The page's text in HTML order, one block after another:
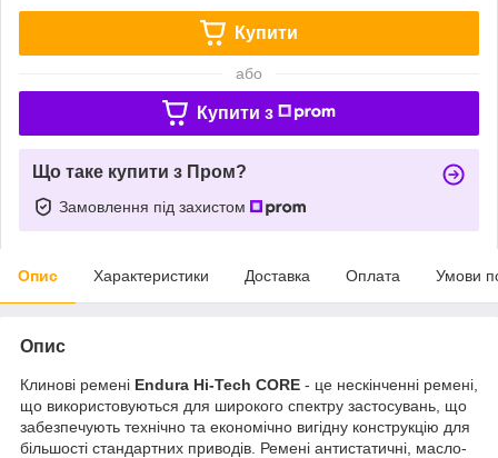
Купити
або
Купити з
Що таке купити з Пром?
Замовлення під захистом
Опис Характеристики Доставка Оплата Умови
Опис
Клинові ремені Endura Hi-Tech CORE - це нескінченні ремені,
що використовуються для широкого спектру застосувань, що
забезпечують технічно та економічно вигідну конструкцію для
більшості стандартних приводів. Ремені антистатичні, масло-